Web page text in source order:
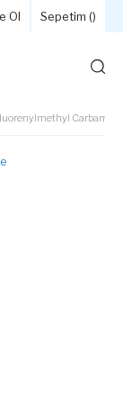
Ol Sepetim ()
Carbamate